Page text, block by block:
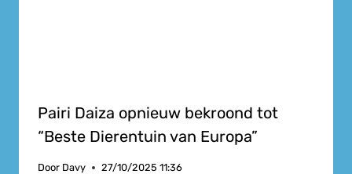
Pairi Daiza opnieuw bekroond tot
“Beste Dierentuin van Europa”
Door Davy 27/10/2025 11:36